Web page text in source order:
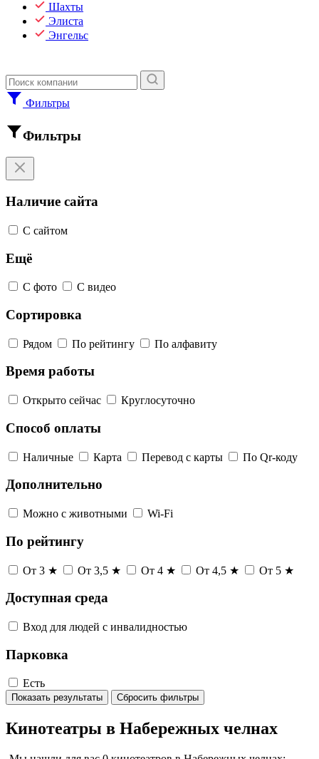
Шахты
Элиста
Энгельс
Фильтры
Фильтры
Наличие сайта
С сайтом
Ещё
С фото С видео
Сортировка
Рядом По рейтингу По алфавиту
Время работы
Открыто сейчас Круглосуточно
Способ оплаты
Наличные Карта Перевод с карты По Qr-коду
Дополнительно
Можно с животными Wi-Fi
По рейтингу
От 3 ★ От 3,5 ★ От 4 ★ От 4,5 ★ От 5 ★
Доступная среда
Вход для людей с инвалидностью
Парковка
Есть
Показать результаты Сбросить фильтры
Кинотеатры в Набережных челнах